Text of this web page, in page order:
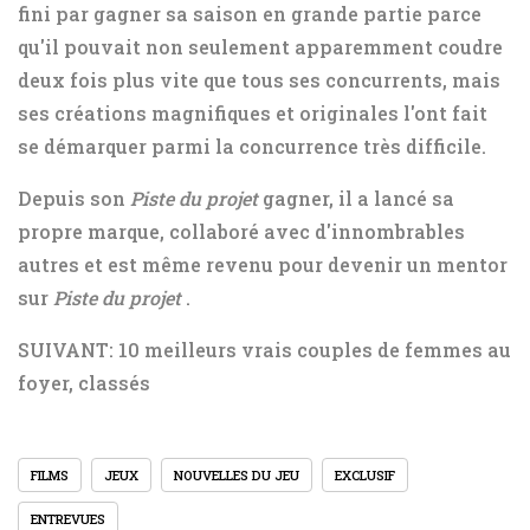
fini par gagner sa saison en grande partie parce
qu'il pouvait non seulement apparemment coudre
deux fois plus vite que tous ses concurrents, mais
ses créations magnifiques et originales l'ont fait
se démarquer parmi la concurrence très difficile.
Depuis son Piste du projetgagner, il a lancé sa
propre marque, collaboré avec d'innombrables
autres et est même revenu pour devenir un mentor
sur Piste du projet.
SUIVANT: 10 meilleurs vrais couples de femmes au
foyer, classés
FILMS JEUX NOUVELLES DU JEU EXCLUSIF
ENTREVUES